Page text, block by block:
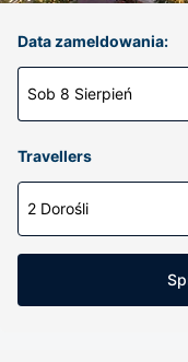
Data zameldowania:
Sob 8 Sierpień
Travellers
2 Dorośli